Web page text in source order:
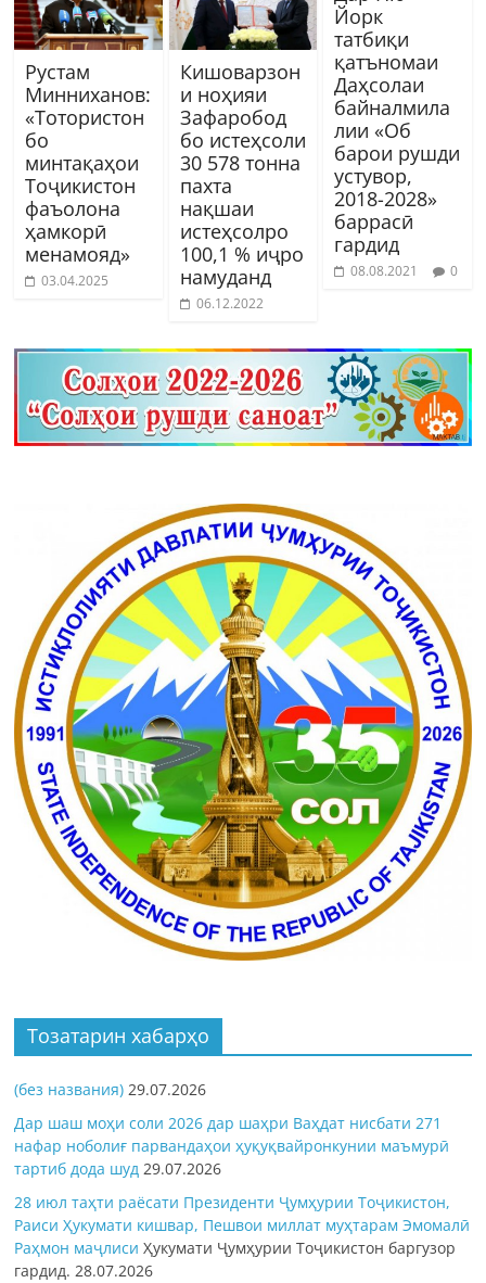
Рустам
Минниханов:
«Тотористон
бо
минтақаҳои
Тоҷикистон
фаъолона
ҳамкорӣ
менамояд»
03.04.2025
Кишоварзон
и ноҳияи
Зафаробод
бо истеҳсоли
30 578 тонна
пахта
нақшаи
истеҳсолро
100,1 % иҷро
намуданд
06.12.2022
Йорк
татбиқи
қатъномаи
Даҳсолаи
байналмила
лии «Об
барои рушди
устувор,
2018-2028»
баррасӣ
гардид
08.08.2021 0
Тозатарин хабарҳо
(без названия) 29.07.2026
Дар шаш моҳи соли 2026 дар шаҳри Ваҳдат нисбати 271
нафар ноболиғ парвандаҳои ҳуқуқвайронкунии маъмурӣ
тартиб дода шуд 29.07.2026
28 июл таҳти раёсати Президенти Ҷумҳурии Тоҷикистон,
Раиси Ҳукумати кишвар, Пешвои миллат муҳтарам Эмомалӣ
Раҳмон маҷлисиҲукумати Ҷумҳурии Тоҷикистон баргузор
гардид.28.07.2026